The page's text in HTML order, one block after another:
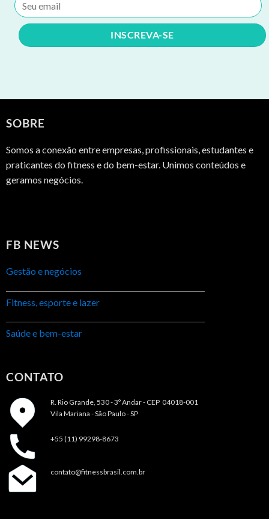
SOBRE
Somos a conexão entre empresas, profissionais, estudantes e
praticantes do fitness e do bem-estar. Unimos conteúdos e
geramos negócios.
FB NEWS
Gestão e negócios
Fitness, esporte e lazer
Saúde e bem-estar
CONTATO
R. Rio Grande, 530 - 3º Andar - CEP 04018-001
Vila Mariana - São Paulo - SP
+55 (11) 99298-8673
contato@fitnessbrasil.com.br